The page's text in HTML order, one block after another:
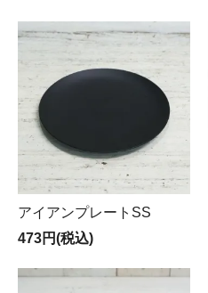
アイアンプレートSS
473円(税込)